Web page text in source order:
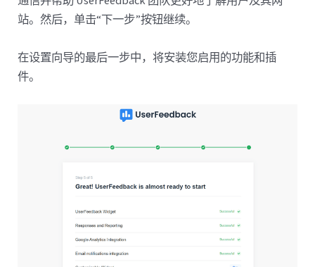
站。然后，单击“下一步”按钮继续。
在设置向导的最后一步中，将安装您启用的功能和插
件。